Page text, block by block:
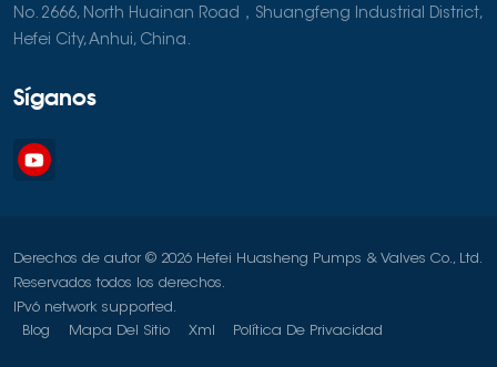
No. 2666, North Huainan Road，Shuangfeng Industrial District,
Hefei City, Anhui, China.
Síganos
Derechos de autor © 2026 Hefei Huasheng Pumps & Valves Co., Ltd.
Reservados todos los derechos.
IPv6 network supported.
Blog
Mapa Del Sitio Xml Política De Privacidad